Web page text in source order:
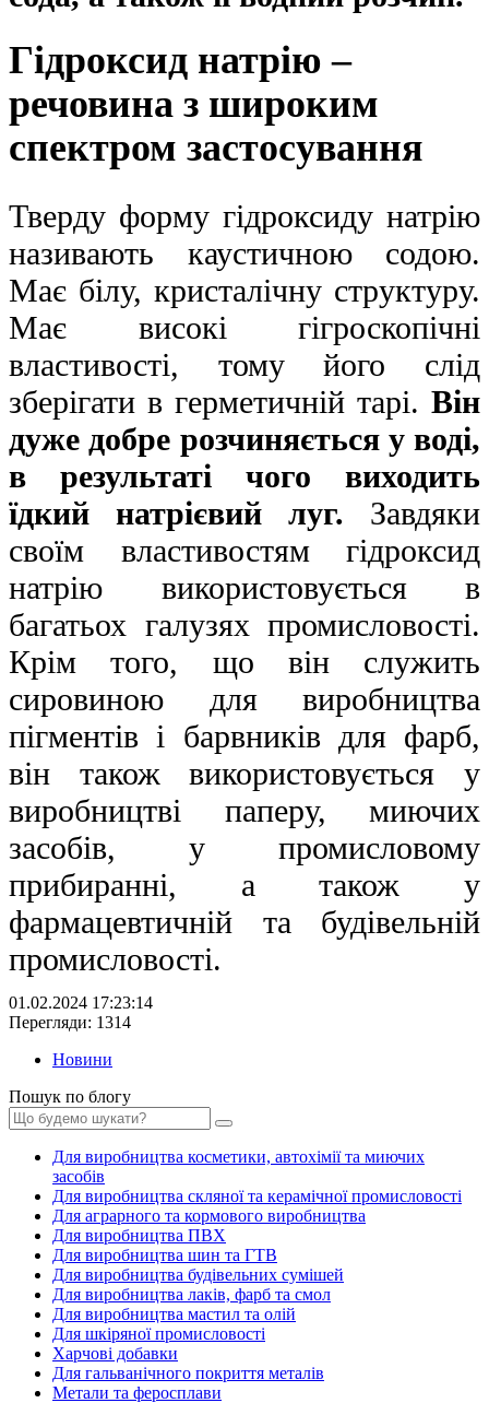
Гідроксид натрію –
речовина з широким
спектром застосування
Тверду форму гідроксиду натрію
називають каустичною содою.
Має білу, кристалічну структуру.
Має високі гігроскопічні
властивості, тому його слід
зберігати в герметичній тарі. Він
дуже добре розчиняється у воді,
в результаті чого виходить
їдкий натрієвий луг.
Завдяки
своїм властивостям гідроксид
натрію використовується в
багатьох галузях промисловості.
Крім того, що він служить
сировиною для виробництва
пігментів і барвників для фарб,
він також використовується у
виробництві паперу, миючих
засобів, у промисловому
прибиранні, а також у
фармацевтичній та будівельній
промисловості.
01.02.2024 17:23:14
Перегляди: 1314
Новини
Пошук по блогу
Для виробництва косметики, автохімії та миючих
засобів
Для виробництва скляної та керамічної промисловості
Для аграрного та кормового виробництва
Для виробництва ПВХ
Для виробництва шин та ГТВ
Для виробництва будівельних сумішей
Для виробництва лаків, фарб та смол
Для виробництва мастил та олій
Для шкіряної промисловості
Харчові добавки
Для гальванічного покриття металів
Метали та феросплави